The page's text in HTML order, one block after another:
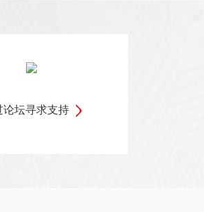
论坛寻求支持